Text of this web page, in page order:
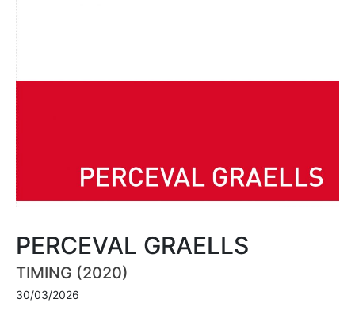
PERCEVAL GRAELLS
TIMING (2020)
30/03/2026